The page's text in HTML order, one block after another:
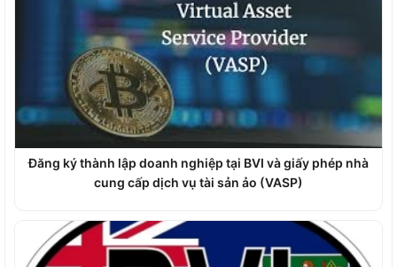
Đăng ký thành lập doanh nghiệp tại BVI và giấy phép nhà
cung cấp dịch vụ tài sản ảo (VASP)